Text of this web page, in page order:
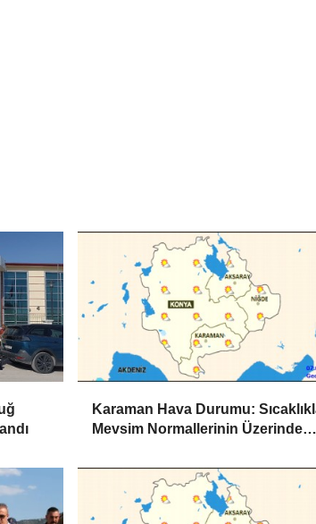
Karaman Hava Durumu:
Mevsim Normallerinin Üzerinde